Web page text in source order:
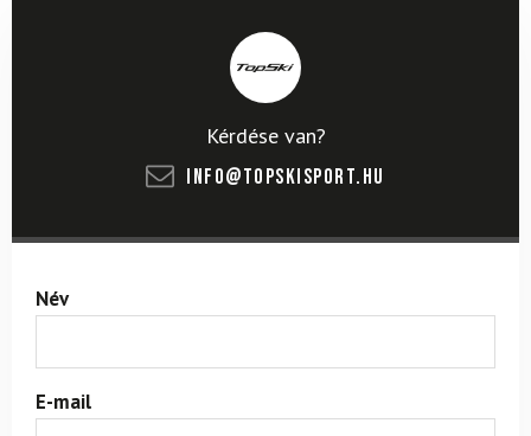
Kérdése van?
info@topskisport.hu
Név
E-mail